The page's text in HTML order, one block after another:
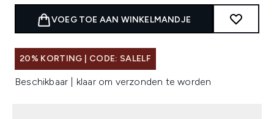
VOEG TOE AAN WINKELMANDJE
20% KORTING | CODE: SALELF
Beschikbaar | klaar om verzonden te worden